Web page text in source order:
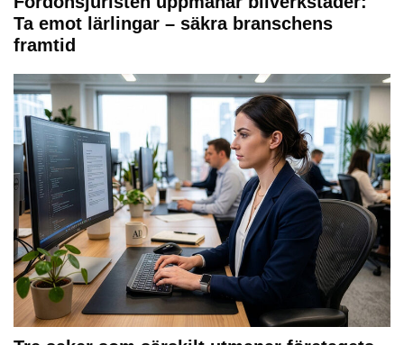
Ta emot lärlingar – säkra branschens
framtid